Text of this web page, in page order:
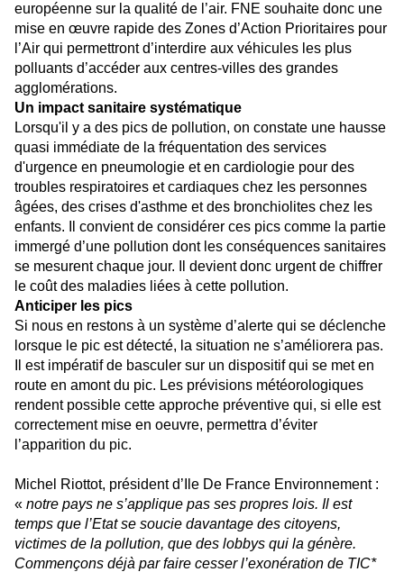
européenne sur la qualité de l’air. FNE souhaite donc une
mise en œuvre rapide des Zones d’Action Prioritaires pour
l’Air qui permettront d’interdire aux véhicules les plus
polluants d’accéder aux centres-villes des grandes
agglomérations.
Un impact sanitaire systématique
Lorsqu'il y a des pics de pollution, on constate une hausse
quasi immédiate de la fréquentation des services
d'urgence en pneumologie et en cardiologie pour des
troubles respiratoires et cardiaques chez les personnes
âgées, des crises d'asthme et des bronchiolites chez les
enfants. Il convient de considérer ces pics comme la partie
immergé d’une pollution dont les conséquences sanitaires
se mesurent chaque jour. Il devient donc urgent de chiffrer
le coût des maladies liées à cette pollution.
Anticiper les pics
Si nous en restons à un système d’alerte qui se déclenche
lorsque le pic est détecté, la situation ne s’améliorera pas.
Il est impératif de basculer sur un dispositif qui se met en
route en amont du pic. Les prévisions météorologiques
rendent possible cette approche préventive qui, si elle est
correctement mise en oeuvre, permettra d’éviter
l’apparition du pic.
Michel Riottot, président d’Ile De France Environnement :
« notre pays ne s’applique pas ses propres lois. Il est
temps que l’Etat se soucie davantage des citoyens,
victimes de la pollution, que des lobbys qui la génère.
Commençons déjà par faire cesser l’exonération de TIC*